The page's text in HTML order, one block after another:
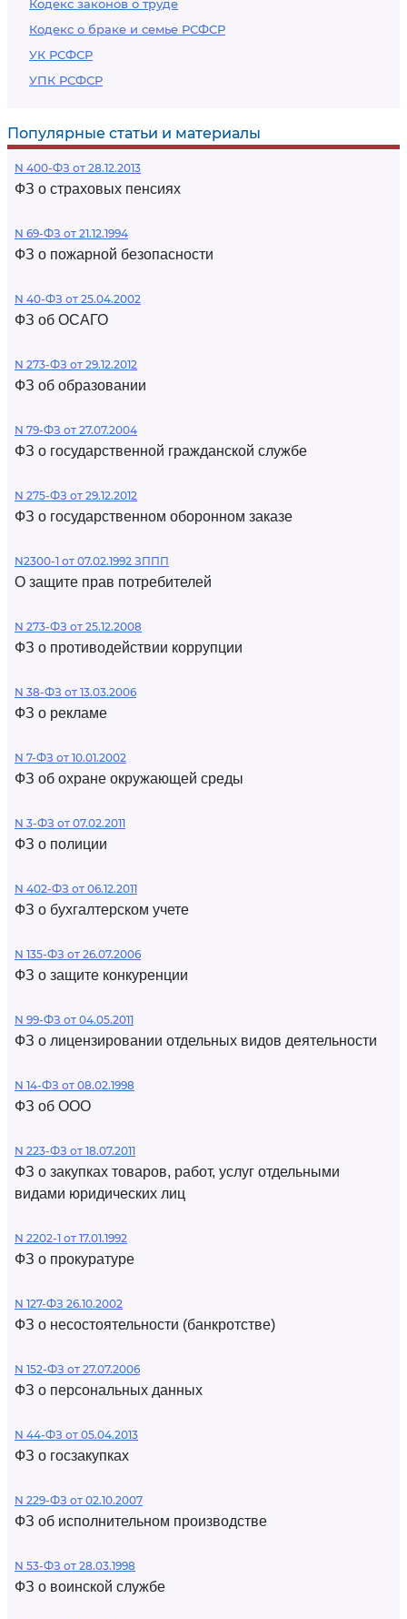
Кодекс законов о труде
Кодекс о браке и семье РСФСР
УК РСФСР
УПК РСФСР
Популярные статьи и материалы
N 400-ФЗ от 28.12.2013
ФЗ о страховых пенсиях
N 69-ФЗ от 21.12.1994
ФЗ о пожарной безопасности
N 40-ФЗ от 25.04.2002
ФЗ об ОСАГО
N 273-ФЗ от 29.12.2012
ФЗ об образовании
N 79-ФЗ от 27.07.2004
ФЗ о государственной гражданской службе
N 275-ФЗ от 29.12.2012
ФЗ о государственном оборонном заказе
N2300-1 от 07.02.1992 ЗППП
О защите прав потребителей
N 273-ФЗ от 25.12.2008
ФЗ о противодействии коррупции
N 38-ФЗ от 13.03.2006
ФЗ о рекламе
N 7-ФЗ от 10.01.2002
ФЗ об охране окружающей среды
N 3-ФЗ от 07.02.2011
ФЗ о полиции
N 402-ФЗ от 06.12.2011
ФЗ о бухгалтерском учете
N 135-ФЗ от 26.07.2006
ФЗ о защите конкуренции
N 99-ФЗ от 04.05.2011
ФЗ о лицензировании отдельных видов деятельности
N 14-ФЗ от 08.02.1998
ФЗ об ООО
N 223-ФЗ от 18.07.2011
ФЗ о закупках товаров, работ, услуг отдельными
видами юридических лиц
N 2202-1 от 17.01.1992
ФЗ о прокуратуре
N 127-ФЗ 26.10.2002
ФЗ о несостоятельности (банкротстве)
N 152-ФЗ от 27.07.2006
ФЗ о персональных данных
N 44-ФЗ от 05.04.2013
ФЗ о госзакупках
N 229-ФЗ от 02.10.2007
ФЗ об исполнительном производстве
N 53-ФЗ от 28.03.1998
ФЗ о воинской службе